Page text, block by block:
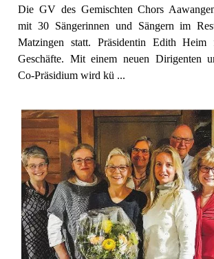
Die GV des Gemischten Chors
mit 30 Sängerinnen und Sängern im
Matzingen statt. Präsidentin Edith
Geschäfte. Mit einem neuen Dirigenten
Co-Präsidium wird kü ...